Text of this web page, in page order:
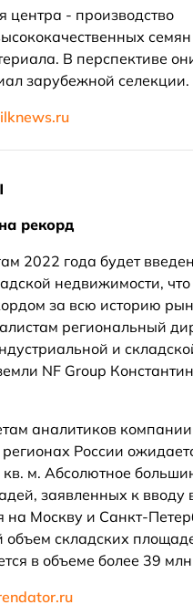
центра - производство
В перспективе
зарубежной селекции.
рекорд
2022 года будет
недвижимости, что
за всю историю
региональный
и
NF Group Константин
аналитиков
России
м. Абсолютное
заявленных к вводу
на Москву и Санкт-
складских
в объеме более 39